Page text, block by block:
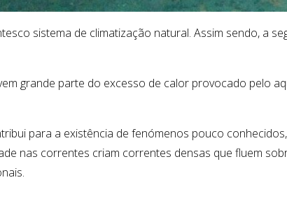
sistema de climatização natural. Assim sendo, a
grande parte do excesso de calor provocado pelo
para a existência de fenómenos pouco
nas correntes criam correntes densas que fluem